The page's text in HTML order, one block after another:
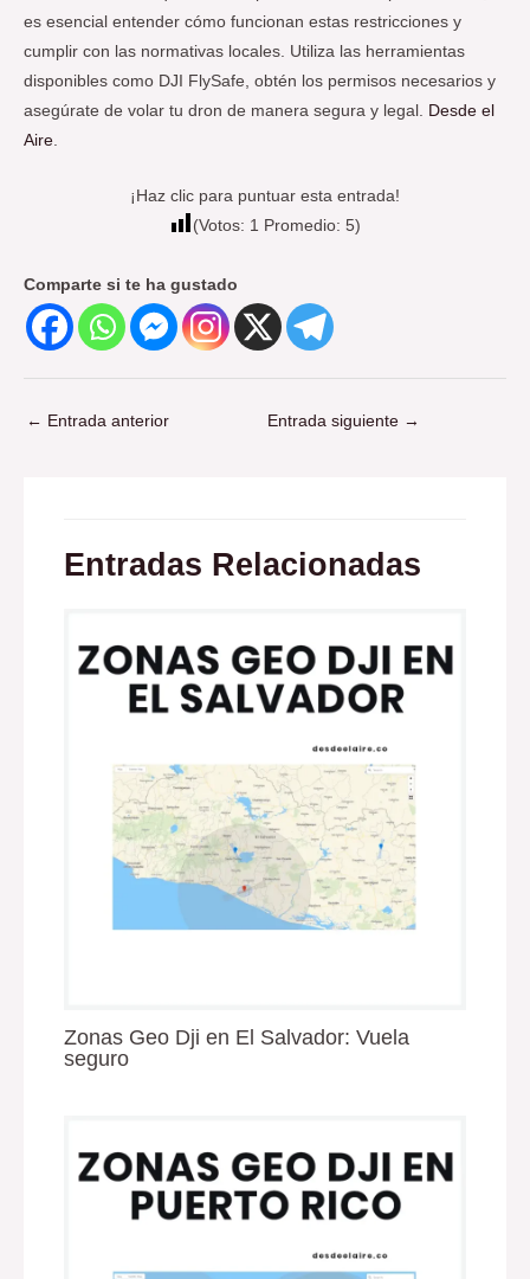
es esencial entender cómo funcionan estas restricciones y
cumplir con las normativas locales. Utiliza las herramientas
disponibles como DJI FlySafe, obtén los permisos necesarios y
asegúrate de volar tu dron de manera segura y legal. Desde el
Aire.
¡Haz clic para puntuar esta entrada!
(Votos: 1 Promedio: 5)
Comparte si te ha gustado
← Entrada anterior Entrada siguiente →
Entradas Relacionadas
Zonas Geo Dji en El Salvador: Vuela
seguro